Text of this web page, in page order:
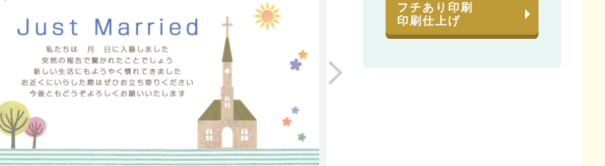
フチあり印刷
印刷仕上げ